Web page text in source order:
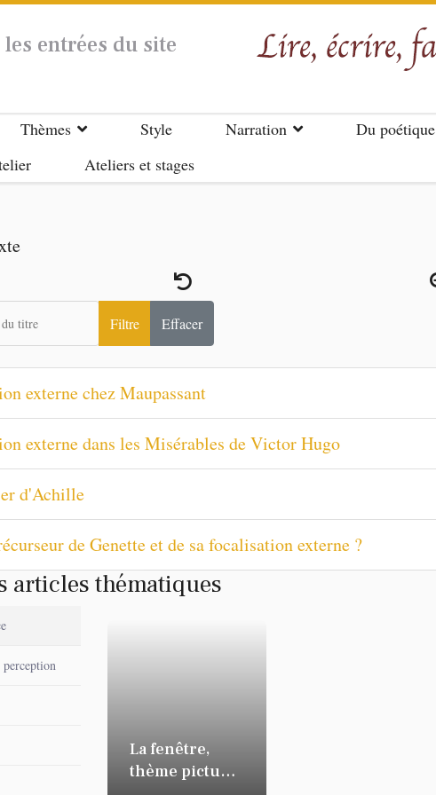
les entrées du site
Thèmes Style Narration Du poétique
Ateliers et stages
du titre Filtre Effacer
externe chez Maupassant
externe dans les Misérables de Victor Hugo
d'Achille
de Genette et de sa focalisation externe ?
articles thématiques
perception
La fenêtre,
thème pictural